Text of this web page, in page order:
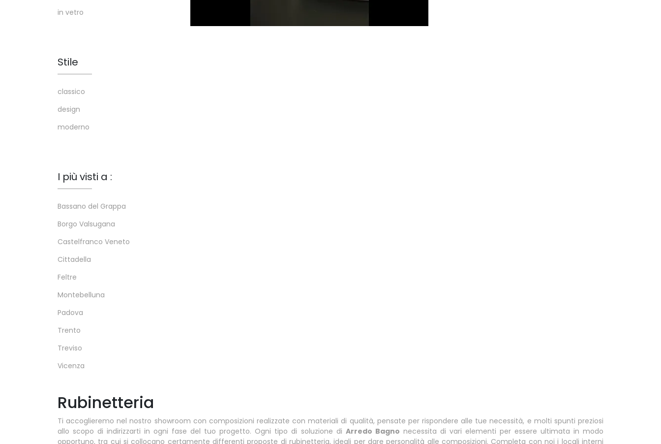
in vetro
Stile
classico
design
moderno
I più visti a :
Bassano del Grappa
Borgo Valsugana
Castelfranco Veneto
Cittadella
Feltre
Montebelluna
Padova
Trento
Treviso
Vicenza
Rubinetteria
Ti accoglieremo nel nostro showroom con composizioni realizzate con materiali di qualità, pensate per rispondere alle tue necessità, e molti spunti preziosi
allo scopo di indirizzarti in ogni fase del tuo progetto. Ogni tipo di soluzione di Arredo Bagno necessita di vari elementi per essere ultimata in modo
opportuno, tra cui si collocano certamente differenti proposte di rubinetteria, ideali per dare personalità alle composizioni. Completa con noi i locali interni